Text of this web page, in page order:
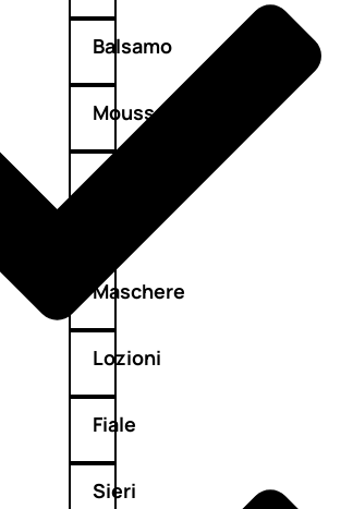
Balsamo
Mousse
Olii
Maschere
Lozioni
Fiale
Sieri